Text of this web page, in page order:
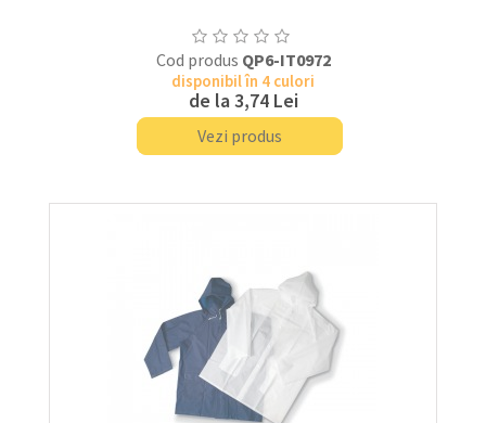
Cod produs QP6-IT0972
disponibil în 4 culori
de la 3,74 Lei
Vezi produs